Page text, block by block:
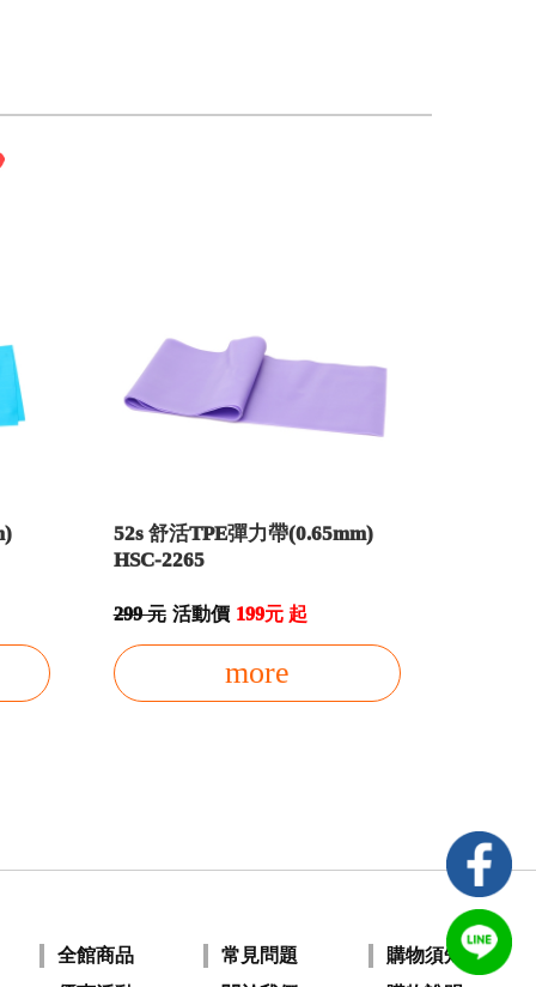
52s 舒活TPE彈力帶(0.65mm)
HSC-2265
299 元 活動價 199元 起
more
全館商品
常見問題
購物須知